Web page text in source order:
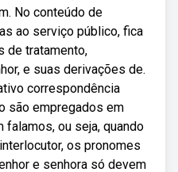
No conteúdo de
ao serviço público, fica
de tratamento,
e suas derivações de.
correspondência
são empregados em
falamos, ou seja, quando
os pronomes
e senhora só devem